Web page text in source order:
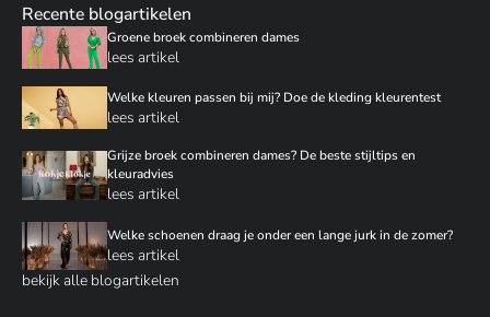
Recente blogartikelen
Groene broek combineren dames
lees artikel
Welke kleuren passen bij mij? Doe de kleding kleurentest
lees artikel
Grijze broek combineren dames? De beste stijltips en
kleuradvies
lees artikel
Welke schoenen draag je onder een lange jurk in de zomer?
lees artikel
bekijk alle blogartikelen